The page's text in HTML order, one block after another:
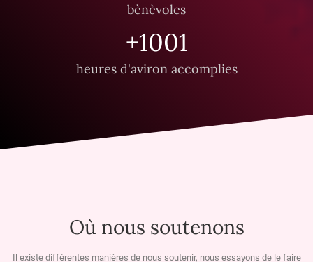
bènèvoles
1001
heures d'aviron accomplies
Où nous soutenons
Il existe différentes manières de nous soutenir, nous essayons de le faire